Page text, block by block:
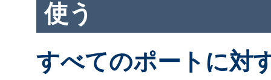
使う
すべてのポートに対